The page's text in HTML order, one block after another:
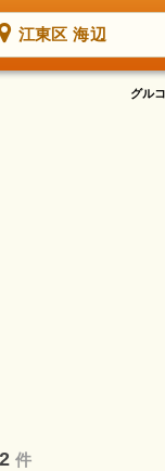
江東区 海辺
グル
2 件